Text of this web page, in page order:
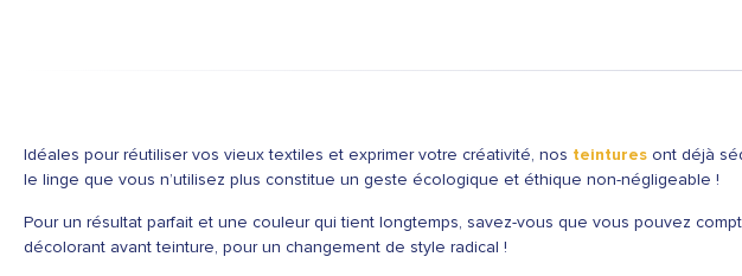
Idéales pour réutiliser vos vieux textiles et exprimer votre créativité, nos teintures ont déjà
le linge que vous n’utilisez plus constitue un geste écologique et éthique non-négligeable !
Pour un résultat parfait et une couleur qui tient longtemps, savez-vous que vous pouvez
décolorant avant teinture, pour un changement de style radical !